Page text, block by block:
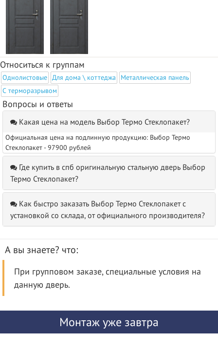
Относиться к группам
Однолистовые Для дома \ коттеджа
Металлическая панель
С терморазрывом
Вопросы и ответы
Какая цена на модель Выбор Термо Стеклопакет?
Официальная цена на подлинную продукцию: Выбор Термо
Стеклопакет - 97900 рублей
Где купить в спб оригинальную стальную дверь Выбор
Термо Стеклопакет?
Как быстро заказать Выбор Термо Стеклопакет с
установкой со склада, от официального производителя?
А вы знаете? что:
При групповом заказе, специальные условия на
данную дверь.
Монтаж уже завтра